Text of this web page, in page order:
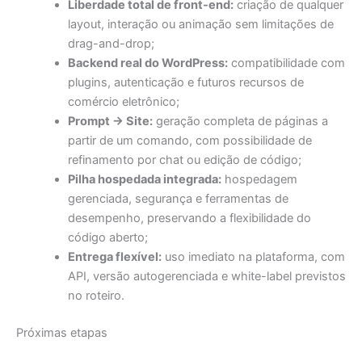
Liberdade total de front-end:criação de qualquer
layout, interação ou animação sem limitações de
drag-and-drop;
Backend real do WordPress:compatibilidade com
plugins, autenticação e futuros recursos de
comércio eletrônico;
Prompt → Site:geração completa de páginas a
partir de um comando, com possibilidade de
refinamento por chat ou edição de código;
Pilha hospedada integrada:hospedagem
gerenciada, segurança e ferramentas de
desempenho, preservando a flexibilidade do
código aberto;
Entrega flexível:uso imediato na plataforma, com
API, versão autogerenciada e white-label previstos
no roteiro.
Próximas etapas